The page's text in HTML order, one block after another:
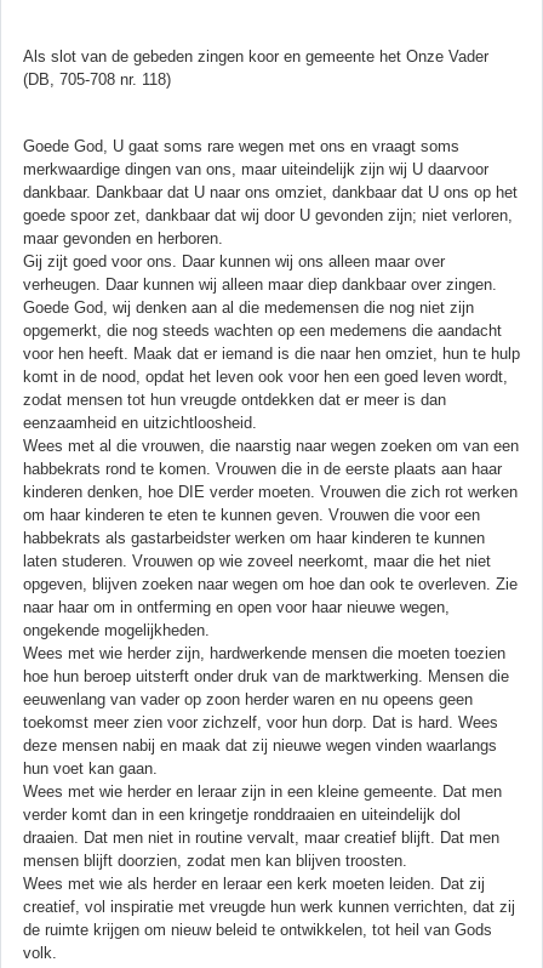
Als slot van de gebeden zingen koor en gemeente het Onze Vader
(DB, 705-708 nr. 118)
Goede God, U gaat soms rare wegen met ons en vraagt soms
merkwaardige dingen van ons, maar uiteindelijk zijn wij U daarvoor
dankbaar. Dankbaar dat U naar ons omziet, dankbaar dat U ons op het
goede spoor zet, dankbaar dat wij door U gevonden zijn; niet verloren,
maar gevonden en herboren.
Gij zijt goed voor ons. Daar kunnen wij ons alleen maar over
verheugen. Daar kunnen wij alleen maar diep dankbaar over zingen.
Goede God, wij denken aan al die medemensen die nog niet zijn
opgemerkt, die nog steeds wachten op een medemens die aandacht
voor hen heeft. Maak dat er iemand is die naar hen omziet, hun te hulp
komt in de nood, opdat het leven ook voor hen een goed leven wordt,
zodat mensen tot hun vreugde ontdekken dat er meer is dan
eenzaamheid en uitzichtloosheid.
Wees met al die vrouwen, die naarstig naar wegen zoeken om van een
habbekrats rond te komen. Vrouwen die in de eerste plaats aan haar
kinderen denken, hoe DIE verder moeten. Vrouwen die zich rot werken
om haar kinderen te eten te kunnen geven. Vrouwen die voor een
habbekrats als gastarbeidster werken om haar kinderen te kunnen
laten studeren. Vrouwen op wie zoveel neerkomt, maar die het niet
opgeven, blijven zoeken naar wegen om hoe dan ook te overleven. Zie
naar haar om in ontferming en open voor haar nieuwe wegen,
ongekende mogelijkheden.
Wees met wie herder zijn, hardwerkende mensen die moeten toezien
hoe hun beroep uitsterft onder druk van de marktwerking. Mensen die
eeuwenlang van vader op zoon herder waren en nu opeens geen
toekomst meer zien voor zichzelf, voor hun dorp. Dat is hard. Wees
deze mensen nabij en maak dat zij nieuwe wegen vinden waarlangs
hun voet kan gaan.
Wees met wie herder en leraar zijn in een kleine gemeente. Dat men
verder komt dan in een kringetje ronddraaien en uiteindelijk dol
draaien. Dat men niet in routine vervalt, maar creatief blijft. Dat men
mensen blijft doorzien, zodat men kan blijven troosten.
Wees met wie als herder en leraar een kerk moeten leiden. Dat zij
creatief, vol inspiratie met vreugde hun werk kunnen verrichten, dat zij
de ruimte krijgen om nieuw beleid te ontwikkelen, tot heil van Gods
volk.